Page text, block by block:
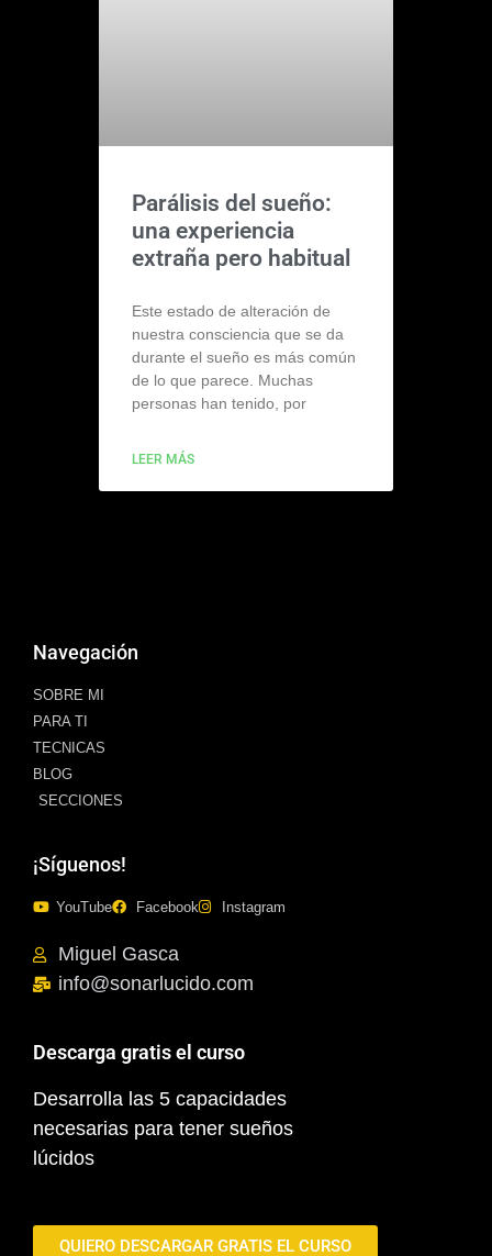
Parálisis del sueño:
una experiencia
extraña pero habitual
Este estado de alteración de
nuestra consciencia que se da
durante el sueño es más común
de lo que parece. Muchas
personas han tenido, por
LEER MÁS
Navegación
SOBRE MI
PARA TI
TECNICAS
BLOG
SECCIONES
¡Síguenos!
YouTube Facebook Instagram
Miguel Gasca
info@sonarlucido.com
Descarga gratis el curso
Desarrolla las 5 capacidades
necesarias para tener sueños
lúcidos
QUIERO DESCARGAR GRATIS EL CURSO